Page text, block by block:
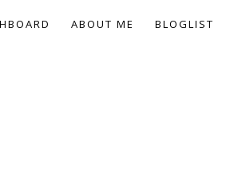
ABOUT ME BLOGLIST